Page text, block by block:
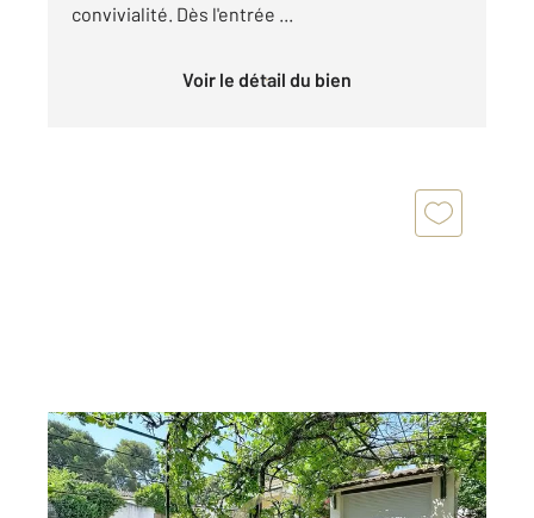
convivialité. Dès l'entrée ...
Voir le détail du bien
ISTRES 13
96,82 m2, 4 pièces
Ref : 941